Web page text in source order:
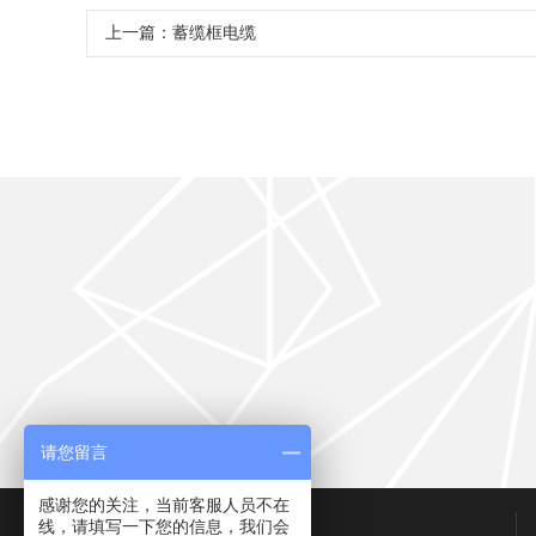
上一篇： 蓄缆框电缆
联系我们
请您留言
感谢您的关注，当前客服人员不在
线，请填写一下您的信息，我们会